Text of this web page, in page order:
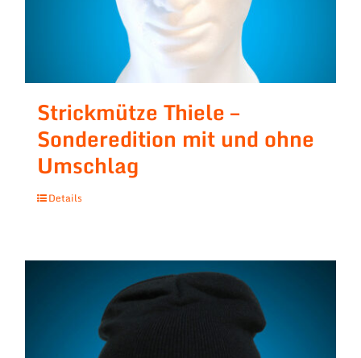
Strickmütze Thiele –
Sonderedition mit und ohne
Umschlag
Details